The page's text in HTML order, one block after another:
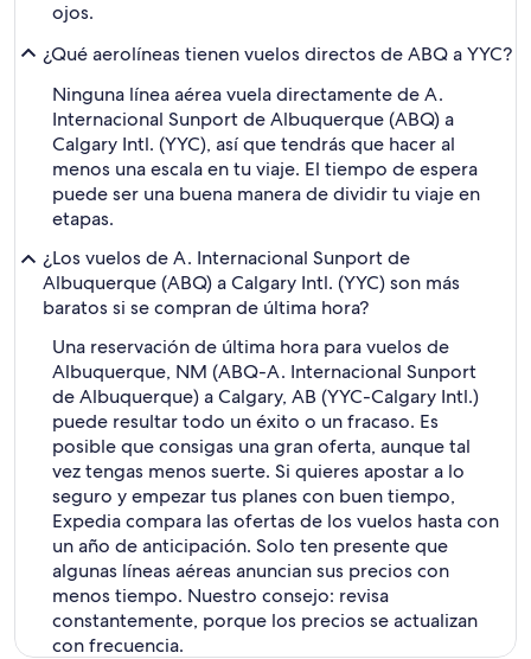
ojos.
¿Qué aerolíneas tienen vuelos directos de ABQ a YYC?
Ninguna línea aérea vuela directamente de A.
Internacional Sunport de Albuquerque (ABQ) a
Calgary Intl. (YYC), así que tendrás que hacer al
menos una escala en tu viaje. El tiempo de espera
puede ser una buena manera de dividir tu viaje en
etapas.
¿Los vuelos de A. Internacional Sunport de
Albuquerque (ABQ) a Calgary Intl. (YYC) son más
baratos si se compran de última hora?
Una reservación de última hora para vuelos de
Albuquerque, NM (ABQ-A. Internacional Sunport
de Albuquerque) a Calgary, AB (YYC-Calgary Intl.)
puede resultar todo un éxito o un fracaso. Es
posible que consigas una gran oferta, aunque tal
vez tengas menos suerte. Si quieres apostar a lo
seguro y empezar tus planes con buen tiempo,
Expedia compara las ofertas de los vuelos hasta con
un año de anticipación. Solo ten presente que
algunas líneas aéreas anuncian sus precios con
menos tiempo. Nuestro consejo: revisa
constantemente, porque los precios se actualizan
con frecuencia.